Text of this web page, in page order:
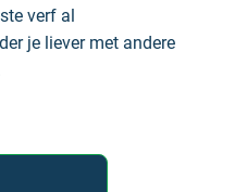
verf al
je liever met andere